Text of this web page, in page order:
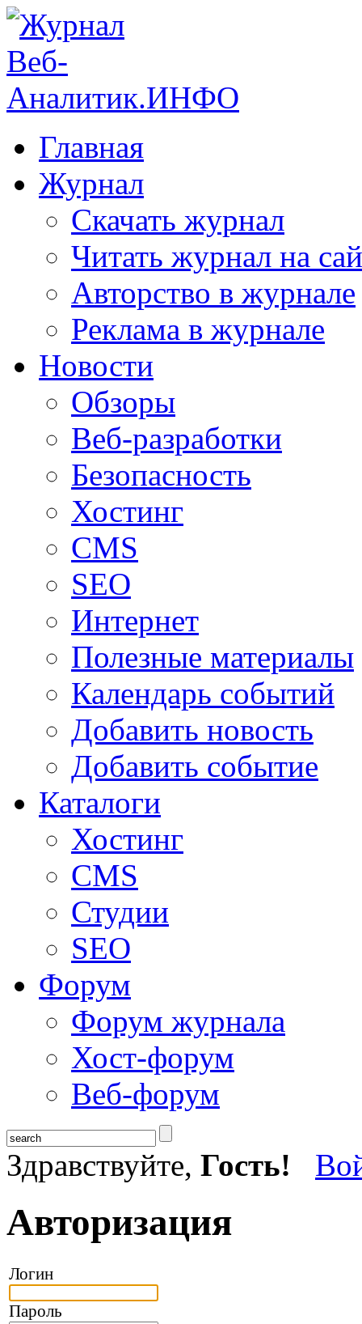
Главная
Журнал
Скачать журнал
Читать журнал на
Авторство в журнале
Реклама в журнале
Новости
Обзоры
Веб-разработки
Безопасность
Хостинг
CMS
SEO
Интернет
Полезные материалы
Календарь событий
Добавить новость
Добавить событие
Каталоги
Хостинг
CMS
Студии
SEO
Форум
Форум журнала
Хост-форум
Веб-форум
Здравствуйте, Гость!
Авторизация
Логин
Пароль